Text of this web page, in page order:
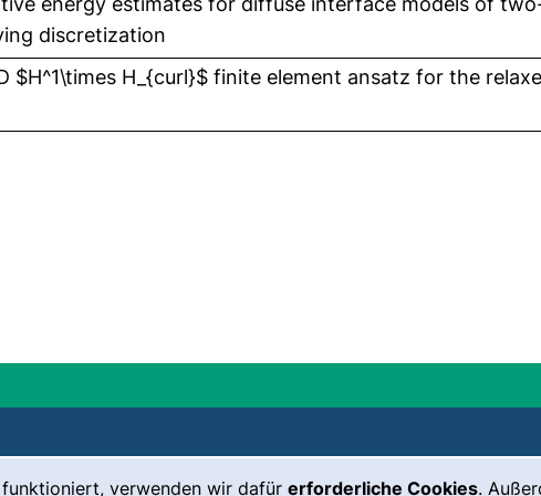
verwenden wir dafür erforderliche Cookies.
discretization
neues Fenster)
$H^1\times H_{curl}$ finite element ansatz for the
Leichte Sprache Impressum